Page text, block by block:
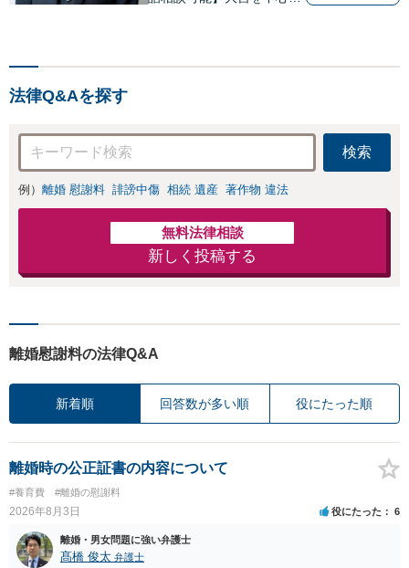
法律Q&Aを探す
検索
例） 離婚 慰謝料 誹謗中傷 相続 遺産 著作物 違法
無料法律相談
新しく投稿する
離婚慰謝料の法律Q&A
新着順 回答数が多い順 役にたった順
離婚時の公正証書の内容について
#養育費 #離婚の慰謝料
2026年8月3日 役にたった 6
離婚・男女問題に強い弁護士
髙橋 俊太 弁護士